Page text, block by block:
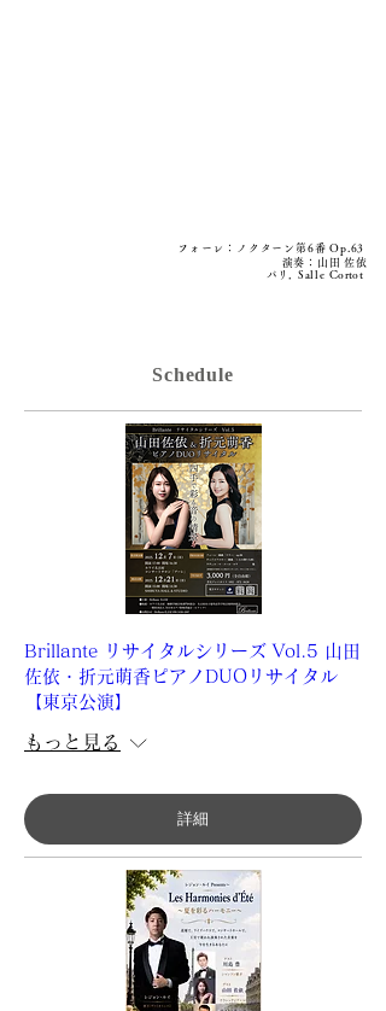
フォーレ：ノクターン 第6番​ Op.63
演奏：山田 佐依
パ リ， Salle Cortot
Schedule
Brillante リサイタルシリーズ Vol.5 山田
佐依・折元萌香ピアノDUOリサイタル
【東京公演】
もっと見る
詳細